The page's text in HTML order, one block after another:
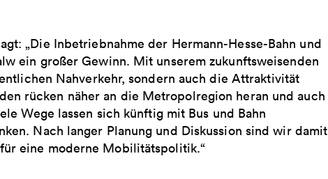
„Die Inbetriebnahme der Hermann-Hesse-Bahn und
ein großer Gewinn. Mit unserem zukunftsweisenden
Nahverkehr, sondern auch die Attraktivität
rücken näher an die Metropolregion heran und auch
Wege lassen sich künftig mit Bus und Bahn
Nach langer Planung und Diskussion sind wir damit
eine moderne Mobilitätspolitik.“